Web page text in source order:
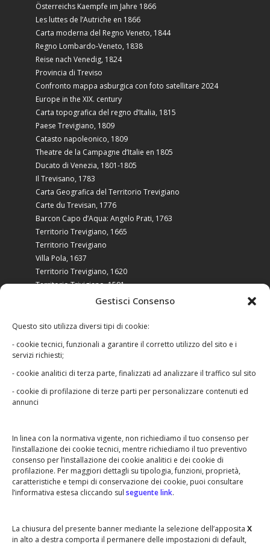
Gestisci Consenso
Questo sito utilizza diversi tipi di cookie:
- cookie tecnici, funzionali a garantire il corretto utilizzo del sito e i
servizi richiesti;
- cookie analitici di terza parte, finalizzati ad analizzare il traffico sul sito
- cookie di profilazione di terze parti per personalizzare contenuti ed
annunci
In linea con la normativa vigente, non richiediamo il tuo consenso per
l’installazione dei cookie tecnici, mentre richiediamo il tuo preventivo
consenso per l’installazione dei cookie analitici e dei cookie di
profilazione. Per maggiori dettagli su tipologia, funzioni, proprietà,
caratteristiche e tempi di conservazione dei cookie, puoi consultare
l’informativa estesa cliccando sul seguente link.
La chiusura del presente banner mediante la selezione dell’apposita X
in alto a destra comporta il permanere delle impostazioni di default,
Österreichs Kaempfe im Jahre 1866
Les luttes de l’Autriche en 1866
Carta moderna del Regno Veneto, 1844
Regno Lombardo-Veneto, 1838
Reise nach Venedig, 1824
Provincia di Treviso
Confronto mappa asburgica con foto satellitare 2024
Europe in the XIX. century
Carta topografica del regno d’Italia, 1815
Paese Trevigiano, 1809
Catasto napoleonico, 1809
Theatre de la Campagne d’Italie en 1805
Ducato di Venezia, 1801-1805
Il Trevisano, 1783
Carta Geografica del Territorio Trevigiano
Carte du Trevisan, 1776
Barcon Capo d’Aqua: Angelo Prati, 1763
Territorio Trevigiano, 1665
Territorio Trevigiano
Villa Pola, 1637
Territorio Trevigiano, 1620
Territorio Trivigiano, 1591
Tarvisini agri typus, 1580
Le foto raccolte in questo sito appartengono ai
Qualora riscontrassi un qualche abuso o
qualche errore,contattaci.
IL GRUPPO ALPINI•NOI PER BARCON•